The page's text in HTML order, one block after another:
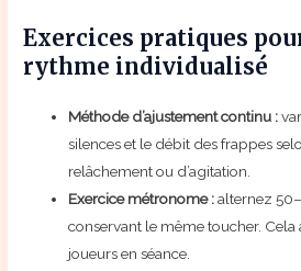
Exercices pratiques
rythme individualisé
Méthode d’ajustement continu :
silences et le débit des frappes
relâchement ou d’agitation.
Exercice métronome :alternez
conservant le même toucher.
joueurs en séance.